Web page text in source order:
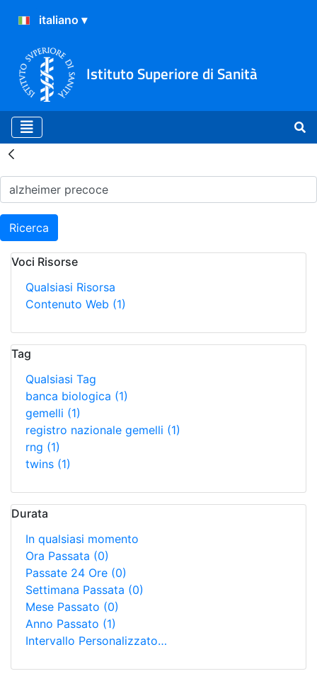
Istituto Superiore di Sanità
Risultati della Ricerca -
Ricerca
Voci Risorse
Qualsiasi Risorsa
Contenuto Web (1)
Tag
Qualsiasi Tag
banca biologica (1)
gemelli (1)
registro nazionale gemelli (1)
rng (1)
twins (1)
Durata
In qualsiasi momento
Ora Passata (0)
Passate 24 Ore (0)
Settimana Passata (0)
Mese Passato (0)
Anno Passato (1)
Intervallo Personalizzato…